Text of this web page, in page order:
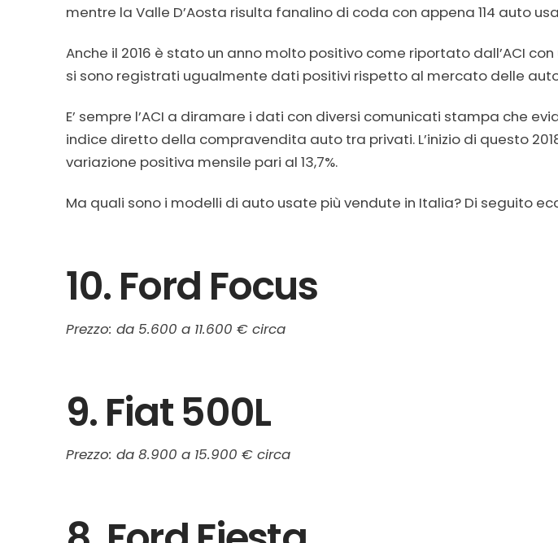
mentre la Valle D’Aosta risulta fanalino di coda con appena 114 auto
Anche il 2016 è stato un anno molto positivo come riportato dall’ACI
si sono registrati ugualmente dati positivi rispetto al mercato delle
E’ sempre l’ACI a diramare i dati con diversi comunicati stampa che
indice diretto della compravendita auto tra privati. L’inizio di questo
variazione positiva mensile pari al 13,7%.
Ma quali sono i modelli di auto usate più vendute in Italia? Di seguito
10. Ford Focus
Prezzo: da 5.600 a 11.600 € circa
9. Fiat 500L
Prezzo: da 8.900 a 15.900 € circa